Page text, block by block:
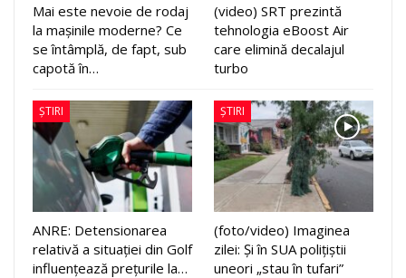
Mai este nevoie de rodaj
la mașinile moderne? Ce
se întâmplă, de fapt, sub
capotă în…
(video) SRT prezintă
tehnologia eBoost Air
care elimină decalajul
turbo
ȘTIRI
ANRE: Detensionarea
relativă a situației din Golf
influențează prețurile la…
ȘTIRI
(foto/video) Imaginea
zilei: Și în SUA polițiștii
uneori „stau în tufari”